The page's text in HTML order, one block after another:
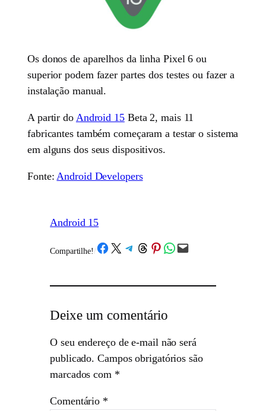
Os donos de aparelhos da linha Pixel 6 ou
superior podem fazer partes dos testes ou fazer a
instalação manual.
A partir do Android 15Beta 2, mais 11
fabricantes também começaram a testar o sistema
em alguns dos seus dispositivos.
Fonte: Android Developers
Android 15
Compartilhe! /Share on Facebook
Share on X Share on Telegram
Share on Threads
Share on Pinterest
Share on WhatsApp
Email this Page
Deixe um comentário
O seu endereço de e-mail não será
publicado. Campos obrigatórios são
marcados com *
Comentário *